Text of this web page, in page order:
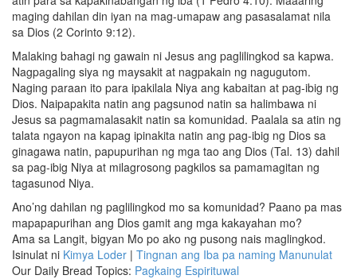
maging dahilan din iyan na mag-umapaw ang pasasalamat nila
sa Dios (2 Corinto 9:12).
Malaking bahagi ng gawain ni Jesus ang paglilingkod sa kapwa.
Nagpagaling siya ng maysakit at nagpakain ng nagugutom.
Naging paraan ito para ipakilala Niya ang kabaitan at pag-ibig ng
Dios. Naipapakita natin ang pagsunod natin sa halimbawa ni
Jesus sa pagmamalasakit natin sa komunidad. Paalala sa atin ng
talata ngayon na kapag ipinakita natin ang pag-ibig ng Dios sa
ginagawa natin, papupurihan ng mga tao ang Dios (Tal. 13) dahil
sa pag-ibig Niya at milagrosong pagkilos sa pamamagitan ng
tagasunod Niya.
Ano’ng dahilan ng paglilingkod mo sa komunidad? Paano pa mas
mapapapurihan ang Dios gamit ang mga kakayahan mo?
Ama sa Langit, bigyan Mo po ako ng pusong nais maglingkod.
Isinulat ni Kimya Loder | Tingnan ang Iba pa naming Manunulat
Our Daily Bread Topics: Pagkaing Espirituwal